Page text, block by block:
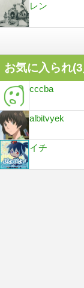
レン
お気に入られ(3
cccba
albitvyek
イチ